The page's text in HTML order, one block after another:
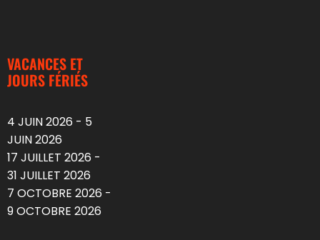
VACANCES ET
JOURS FÉRIÉS
4 JUIN 2026 - 5
JUIN 2026
17 JUILLET 2026 -
31 JUILLET 2026
7 OCTOBRE 2026 -
9 OCTOBRE 2026